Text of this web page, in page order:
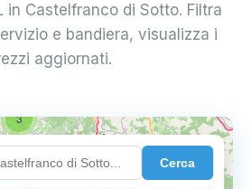
in Castelfranco di Sotto. Filtra
e bandiera, visualizza i
aggiornati.
Cerca
3